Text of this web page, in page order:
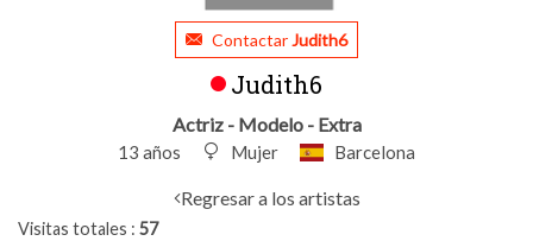
ContactarJudith6
Judith6
Actriz - Modelo - Extra
13 años Mujer Barcelona
Regresar a los artistas
Visitas totales 57